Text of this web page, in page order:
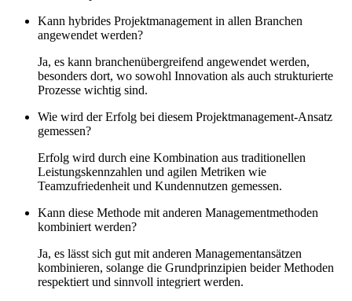
Kann hybrides Projektmanagement in allen Branchen
angewendet werden?
Ja, es kann branchenübergreifend angewendet werden,
besonders dort, wo sowohl Innovation als auch strukturierte
Prozesse wichtig sind.
Wie wird der Erfolg bei diesem Projektmanagement-Ansatz
gemessen?
Erfolg wird durch eine Kombination aus traditionellen
Leistungskennzahlen und agilen Metriken wie
Teamzufriedenheit und Kundennutzen gemessen.
Kann diese Methode mit anderen Managementmethoden
kombiniert werden?
Ja, es lässt sich gut mit anderen Managementansätzen
kombinieren, solange die Grundprinzipien beider Methoden
respektiert und sinnvoll integriert werden.